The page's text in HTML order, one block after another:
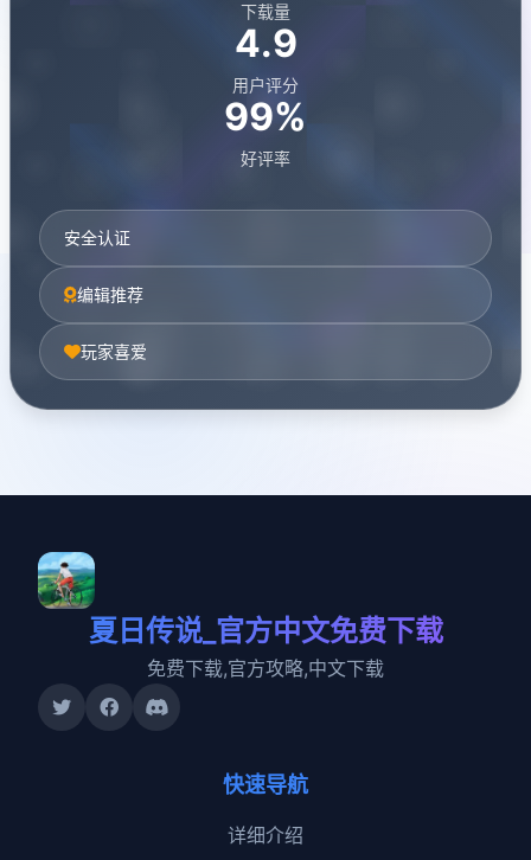
下载量
4.9
用户评分
99%
好评率
安全认证
编辑推荐
玩家喜爱
夏日传说_官方中文免费下载
免费下载,官方攻略,中文下载
快速导航
详细介绍